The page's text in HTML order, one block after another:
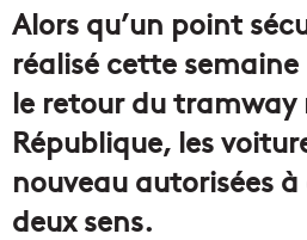
Alors qu’un point
réalisé cette
le retour du tramway
République, les
nouveau autorisées
deux sens.